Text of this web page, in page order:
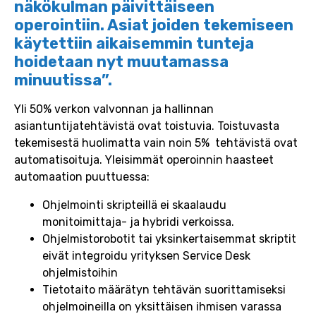
näkökulman päivittäiseen
operointiin. Asiat joiden tekemiseen
käytettiin aikaisemmin tunteja
hoidetaan nyt muutamassa
minuutissa”.
Yli 50% verkon valvonnan ja hallinnan
asiantuntijatehtävistä ovat toistuvia. Toistuvasta
tekemisestä huolimatta vain noin 5% tehtävistä ovat
automatisoituja. Yleisimmät operoinnin haasteet
automaation puuttuessa:
Ohjelmointi skripteillä ei skaalaudu
monitoimittaja- ja hybridi verkoissa.
Ohjelmistorobotit tai yksinkertaisemmat skriptit
eivät integroidu yrityksen Service Desk
ohjelmistoihin
Tietotaito määrätyn tehtävän suorittamiseksi
ohjelmoineilla on yksittäisen ihmisen varassa